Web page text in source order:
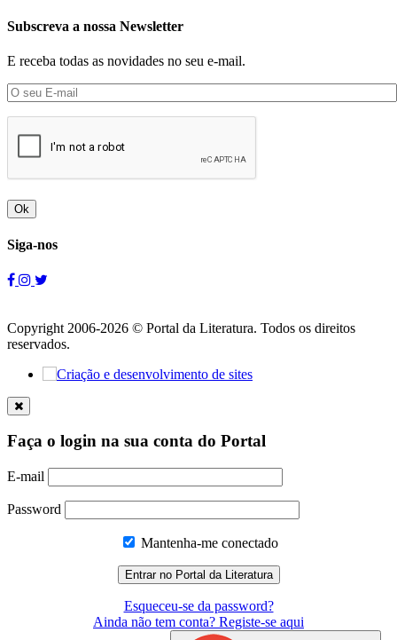
Subscreva a nossa Newsletter
E receba todas as novidades no seu e-mail.
Ok
Siga-nos
Copyright 2006-2026 © Portal da Literatura. Todos os direitos
reservados.
Faça o login na sua conta do Portal
E-mail
Password
Mantenha-me conectado
Esqueceu-se da password?
Ainda não tem conta? Registe-se aqui